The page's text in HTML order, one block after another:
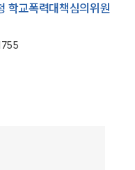
학교폭력대책심의위원